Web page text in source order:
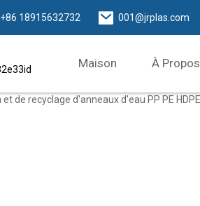
+86 18915632732 001@jrplas.com
Maison À